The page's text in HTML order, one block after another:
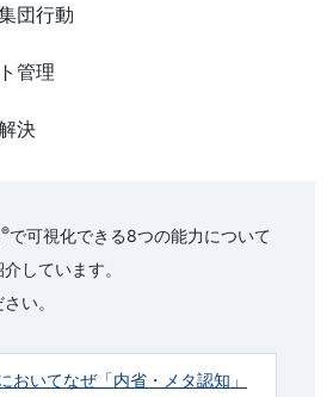
団行動
管理
決
®で可視化できる8つの能力について
しています。
い。
おいてなぜ「内省・メタ認知」